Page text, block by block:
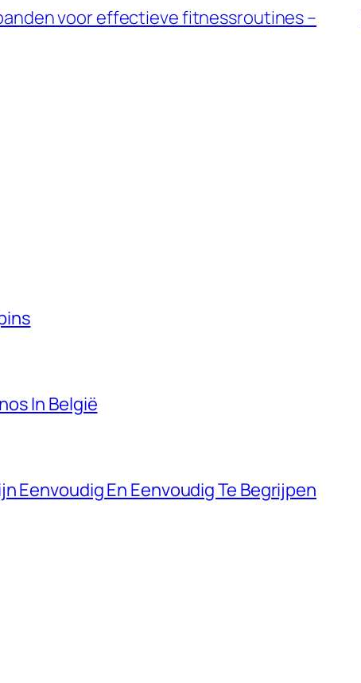
voor effectieve fitnessroutines –
In België
Eenvoudig En Eenvoudig Te Begrijpen